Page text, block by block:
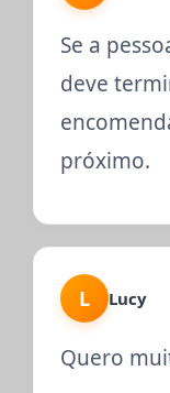
Se a
deve
próximo.
L Lucy
Quero